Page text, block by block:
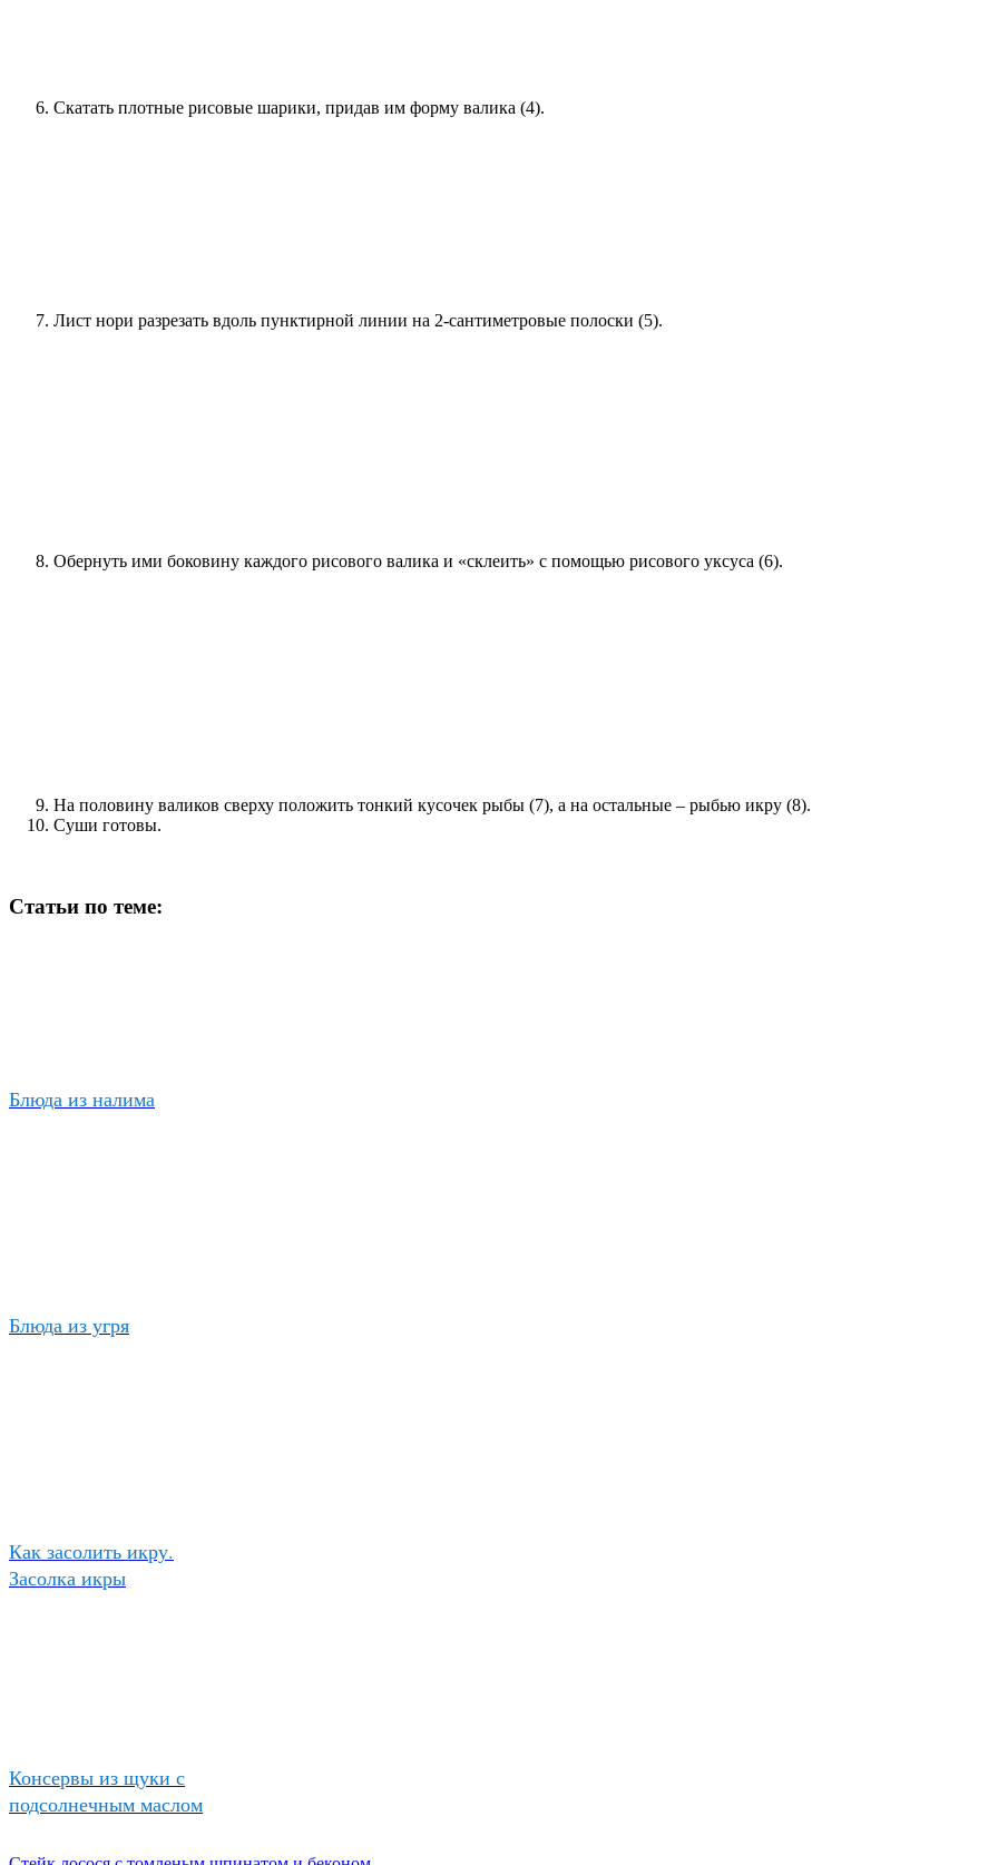
Скатать плотные рисовые шарики, придав им форму валика (4).
Лист нори разрезать вдоль пунктирной линии на 2-сантиметровые полоски (5).
Обернуть ими боковину каждого рисового валика и «склеить» с помощью рисового уксуса (6).
На половину валиков сверху положить тонкий кусочек рыбы (7), а на остальные – рыбью икру (8).
Суши готовы.
Статьи по теме:
Блюда из налима
Блюда из угря
Как засолить икру.
Засолка икры
Консервы из щуки с
подсолнечным маслом